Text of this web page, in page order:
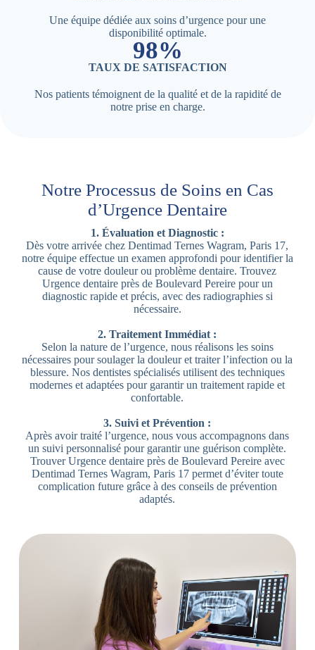
Une équipe dédiée aux soins d’urgence pour une
disponibilité optimale.
98%
TAUX DE SATISFACTION
Nos patients témoignent de la qualité et de la rapidité de
notre prise en charge.
Notre Processus de Soins en Cas
d’Urgence Dentaire
1. Évaluation et Diagnostic :
Dès votre arrivée chez Dentimad Ternes Wagram, Paris 17,
notre équipe effectue un examen approfondi pour identifier la
cause de votre douleur ou problème dentaire. Trouvez
Urgence dentaire près de Boulevard Pereire pour un
diagnostic rapide et précis, avec des radiographies si
nécessaire.
2. Traitement Immédiat :
Selon la nature de l’urgence, nous réalisons les soins
nécessaires pour soulager la douleur et traiter l’infection ou la
blessure. Nos dentistes spécialisés utilisent des techniques
modernes et adaptées pour garantir un traitement rapide et
confortable.
3. Suivi et Prévention :
Après avoir traité l’urgence, nous vous accompagnons dans
un suivi personnalisé pour garantir une guérison complète.
Trouver Urgence dentaire près de Boulevard Pereire avec
Dentimad Ternes Wagram, Paris 17 permet d’éviter toute
complication future grâce à des conseils de prévention
adaptés.